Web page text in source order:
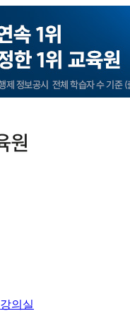
강의실